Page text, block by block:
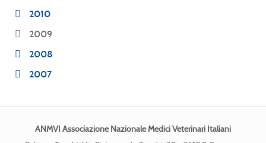
2010
2009
2008
2007
ANMVI Associazione Nazionale Medici Veterinari Italiani